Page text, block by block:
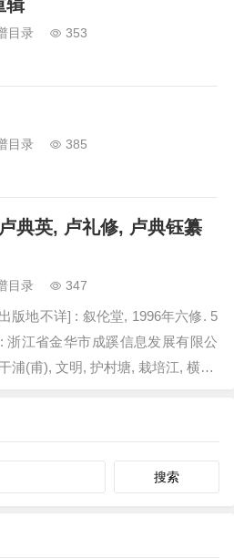
辑
目录 353
目录 385
典英, 卢礼修, 卢典钰纂
目录 347
版地不详] : 叙伦堂, 1996年六修. 5
浙江省金华市成蹊信息发展有限公
浦(甫), 文明, 护村塘, 栽培江, 横山,